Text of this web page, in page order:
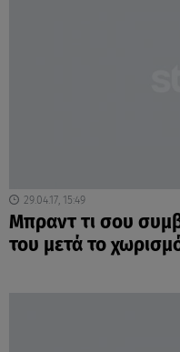
29.04.17, 15:49
Μπραντ τι σου
του μετά το